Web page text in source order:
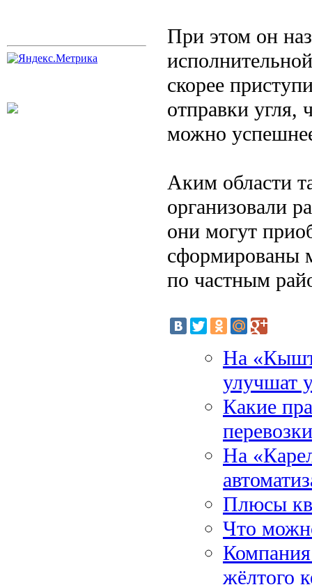
При этом он
скорее
отправки угля,
можно
Аким области
организовали
они могут
сформированы
по частным
На
улучшат
Какие
На
Плюсы
Что
жёлтого